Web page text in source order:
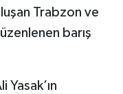
Trabzon ve
barış
Yasak’ın